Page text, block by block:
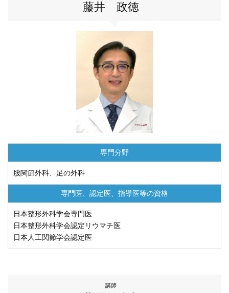
藤井 政徳
専門分野
股関節外科、足の外科
専門医、認定医、 指導医等の資格
日本整形外科学会専門医
日本整形外科学会認定リウマチ医
日本人工関節学会認定医
講師